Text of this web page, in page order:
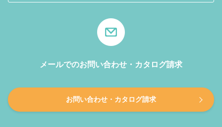
メールでのお問い合わせ・カタログ請求
お問い合わせ・カタログ請求